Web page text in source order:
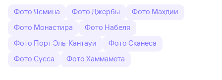
Фото Ясмина Фото Джербы
Фото Махдии
Фото Монастира
Фото Набеля
Фото Порт Эль-Кантауи
Фото Сканеса
Фото Сусса
Фото Хаммамета